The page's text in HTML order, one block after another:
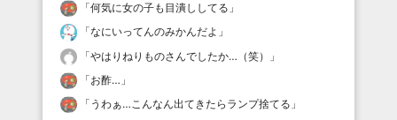
「何気に女の子も目潰ししてる 」
「なにいってんのみかんだよ 」
「やはりねりものさんでしたか…（笑）
」
「お酢… 」
「 うわぁ…こんなん出てきたらランプ捨てる 」